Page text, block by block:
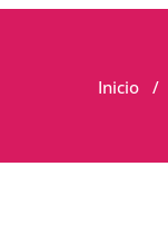
Inicio /